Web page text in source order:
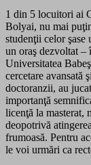
1 din 5 locuitori ai
Bolyai, nu mai
studenţii celor
un oraş dezvoltat –
Universitatea
cercetare avansată
doctoranzii, au
importanţă
licenţă la masterat,
deopotrivă
frumoasă. Pentru
le voi urmări ca